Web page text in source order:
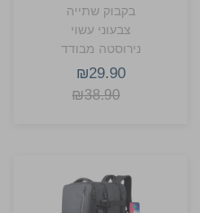
במגוון צבעים
לבחירה
בקבוק שתייה
צבעוני עשוי
נירוסטה מבודד
חום וקור 500ML
₪29.90
₪38.90